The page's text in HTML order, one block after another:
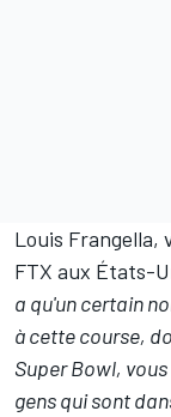
Louis
FTX aux États-
a qu'un certain
à cette course,
Super Bowl,
gens qui sont